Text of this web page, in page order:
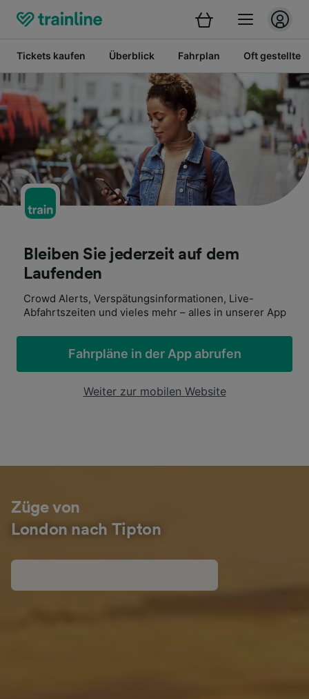
Tickets kaufen Überblick Fahrplan Oft gestellte
Bleiben Sie jederzeit auf dem
Laufenden
Crowd Alerts, Verspätungsinformationen, Live-
Abfahrtszeiten und vieles mehr – alles in unserer App
Fahrpläne in der App abrufen
Weiter zur mobilen Website
Züge von
London nach Tipton